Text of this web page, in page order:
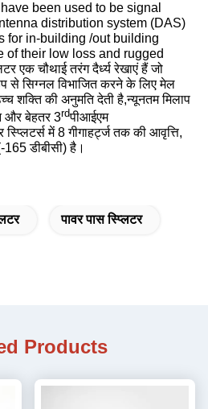
been used to be signal
distribution system (DAS)
for in-building /out building
of their low loss and rugged
एक चौथाई तरंग दैर्ध्य रेखाएं हैं जो
सिग्नल विभाजित करने के लिए मेल
शक्ति की अनुमति देती है,न्यूनतम मिलाप
और बेहतर 3rdपीआईएम
स्प्लिटर्स में 8 गीगाहर्ट्ज तक की आवृत्ति,
डीबीसी) है।
पावर पास स्प्लिटर
Products